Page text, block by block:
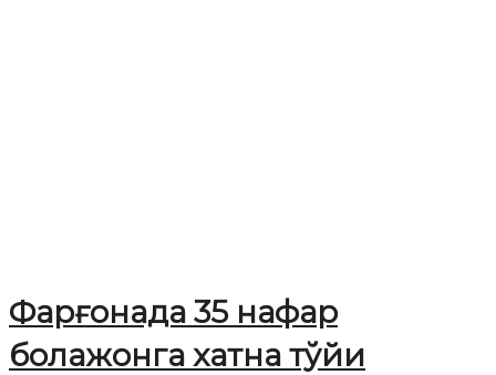
Фарғонада 35 нафар
болажонга хатна тўйи